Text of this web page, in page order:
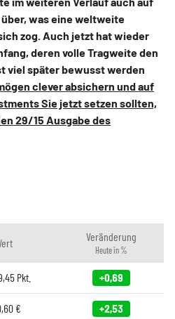
was eine weltweite
zog. Auch jetzt hat wieder
deren volle Tragweite den
viel später bewusst werden
clever absichern und auf
Sie jetzt setzen sollten,
29/15 Ausgabe des
Veränderung
Heute in %
Pkt. +0,69
€ +2,53